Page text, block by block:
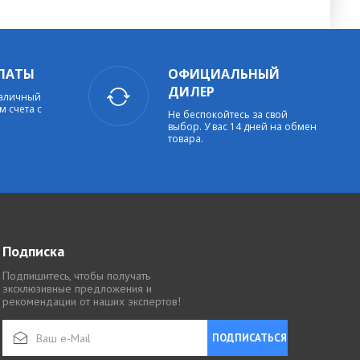
счета с
ОФИЦИАЛЬНЫЙ
ДИЛЕР
Не беспокойтесь за свой
выбор. У вас 14 дней на обмен
товара.
Подписка
Подпишитесь, чтобы получать
эксклюзивные предложения и
рекомендации от наших экспертов!
ПОДПИСАТЬСЯ